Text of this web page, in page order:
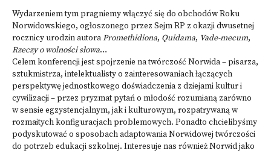
Wydarzeniem tym pragniemy włączyć się do obchodów Roku
Norwidowskiego, ogłoszonego przez Sejm RP z okazji dwusetnej
rocznicy urodzin autoraPromethidiona, Quidama, Vade-mecum,
Rzeczy o wolności słowa…
Celem konferencji jest spojrzenie na twórczość Norwida – pisarza,
sztukmistrza, intelektualisty o zainteresowaniach łączących
perspektywę jednostkowego doświadczenia z dziejami kultur i
cywilizacji – przez pryzmat pytań o młodość rozumianą zarówno
w sensie egzystencjalnym, jak i kulturowym, rozpatrywaną w
rozmaitych konfiguracjach problemowych. Ponadto chcielibyśmy
podyskutować o sposobach adaptowania Norwidowej twórczości
do potrzeb edukacji szkolnej. Interesuje nas również Norwid jako